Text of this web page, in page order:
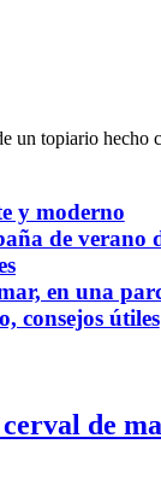
un topiario hecho
y moderno
de
en una
consejos útiles
de